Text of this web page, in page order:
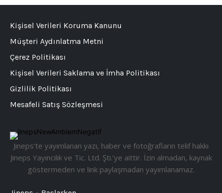
Jineps’te yayımlanan yazı, haber ve fotoğrafların telif hakkı
Jineps Yayıncılık ve Tic. Ltd. Şti.’ye aittir. İzin almadan, kaynak
göstermeden ve link paylaşmadan yayımlanamaz.
Kişisel Verileri Koruma Kanunu
Müşteri Aydınlatma Metni
Çerez Politikası
Kişisel Verileri Saklama ve İmha Politikası
Gizlilik Politikası
Mesafeli Satış Sözleşmesi